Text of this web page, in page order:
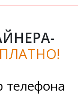
телефона